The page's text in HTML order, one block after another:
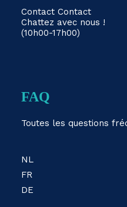
Contact Contact
Chattez avec nous !
(10h00-17h00)
FAQ
Toutes les questions
NL
FR
DE